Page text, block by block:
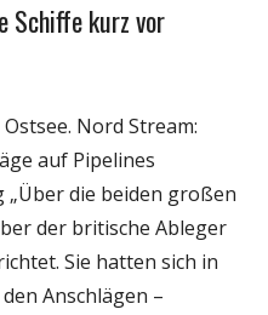
Schiffe kurz vor
Ostsee. Nord Stream:
auf Pipelines
die beiden großen
der britische Ableger
Sie hatten sich in
Anschlägen –